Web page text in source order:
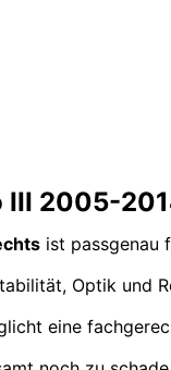
2005-
ist passgenau
Optik und
eine